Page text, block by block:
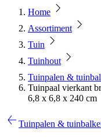
Home
Assortiment
Tuin
Tuinhout
Tuinpalen &
Tuinpaal vierkant
6,8 x 6,8 x 240 cm
Tuinpalen &